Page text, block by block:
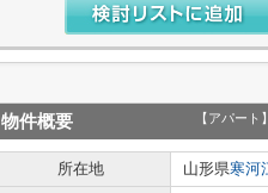
物件概要 【アパート】
所在地 山形県寒河